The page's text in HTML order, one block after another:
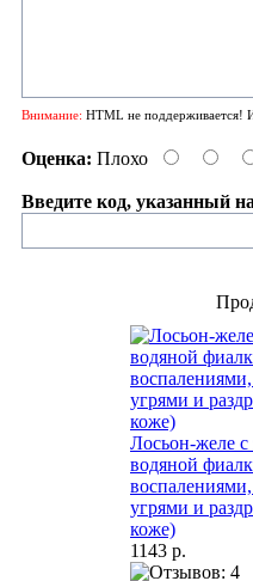
Внимание: HTML не поддерживается!
Оценка: Плохо
Введите код, указанный
Лосьон-желе с
водяной
угрями и
коже)
1143 р.